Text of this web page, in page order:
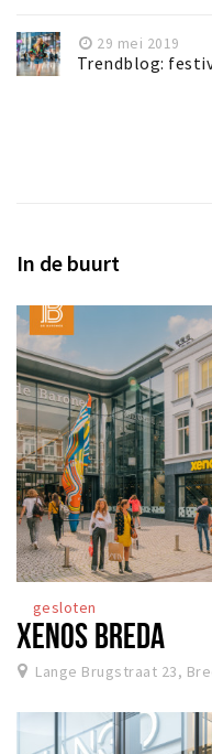
29 mei 2019
Trendblog:
In de buurt
gesloten
XENOS BREDA
Lange Brugstraat 23,